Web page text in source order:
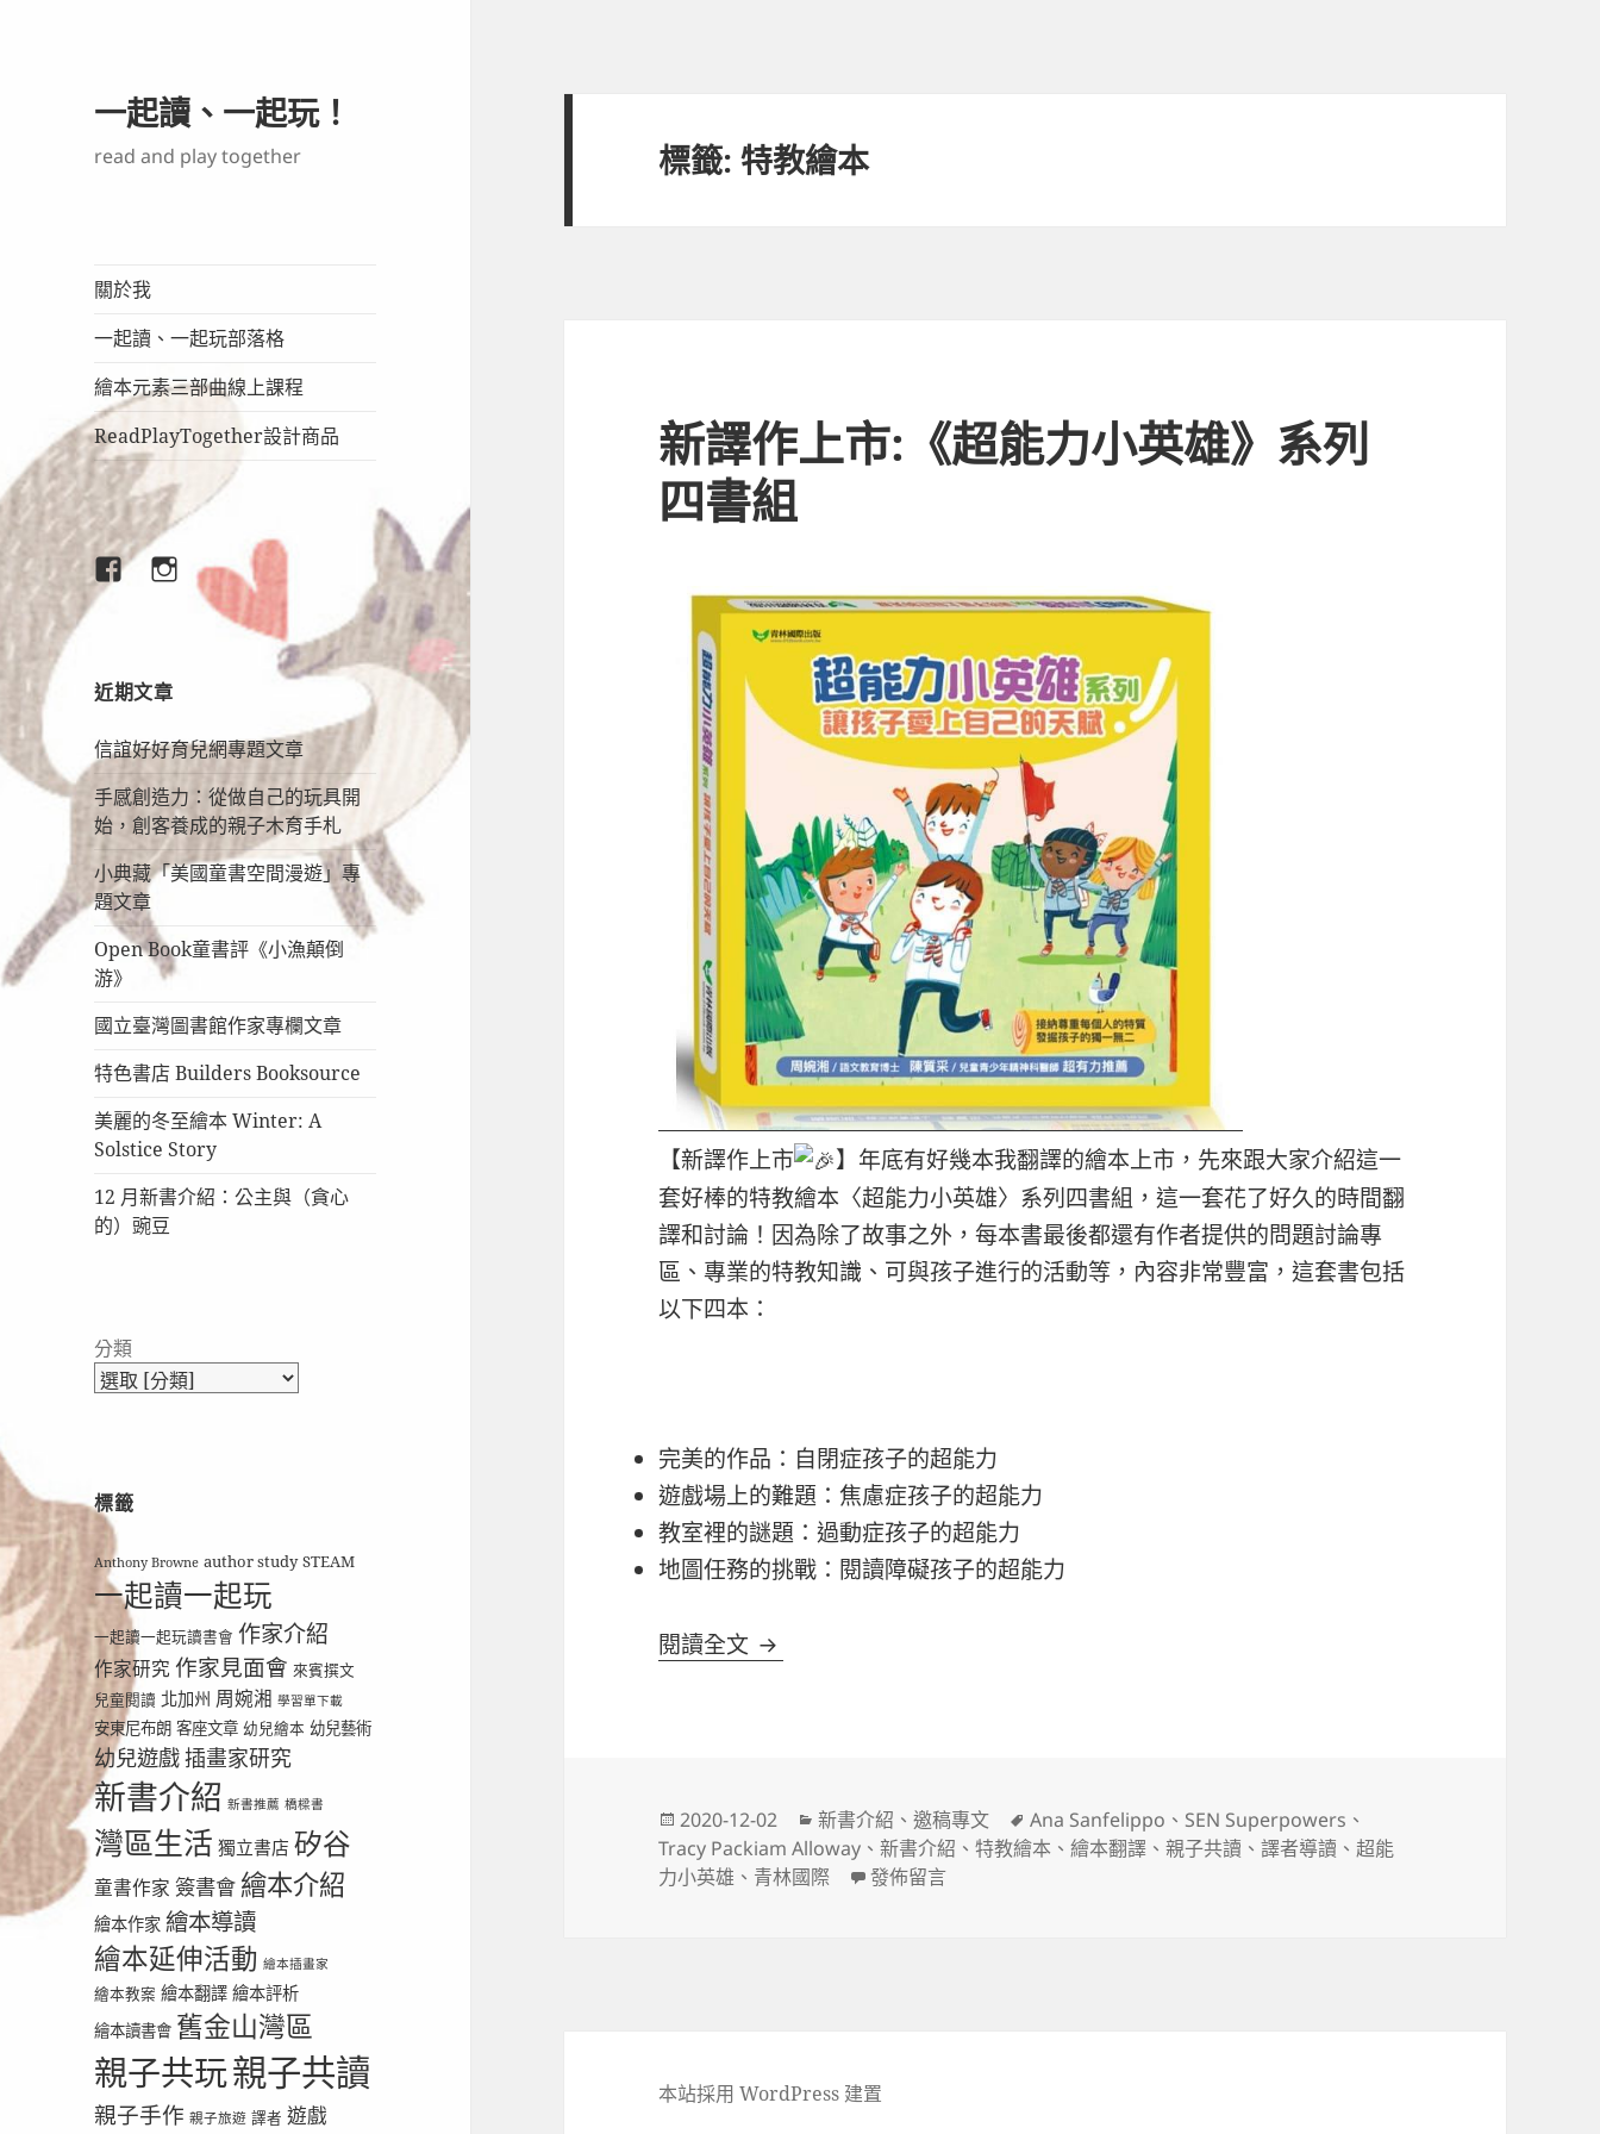
一起讀、一起玩！
read and play together
關於我
一起讀、一起玩部落格
繪本元素三部曲線上課程
ReadPlayTogether設計商品
臉
書
頁
IG
近期文章
信誼好好育兒網專題文章
手感創造力：從做自己的玩具開
始，創客養成的親子木育手札
小典藏「美國童書空間漫遊」專
題文章
Open Book童書評《小漁顛倒
游》
國立臺灣圖書館作家專欄文章
特色書店 Builders Booksource
美麗的冬至繪本 Winter: A
Solstice Story
12 月新書介紹：公主與（貪心
的）豌豆
分類
標籤
Anthony Browne author study STEAM
一起讀一起玩
一起讀一起玩讀書會 作家介紹
作家研究 作家見面會 來賓撰文
兒童閱讀 北加州 周婉湘 學習單下載
安東尼布朗 客座文章 幼兒繪本 幼兒藝術
幼兒遊戲插畫家研究
新書介紹 新書推薦 橋樑書
灣區生活 獨立書店 矽谷
童書作家 簽書會 繪本介紹
繪本作家 繪本導讀
繪本延伸活動 繪本插畫家
繪本教案 繪本翻譯 繪本評析
繪本讀書會 舊金山灣區
親子共玩親子共讀
親子手作 親子旅遊 譯者 遊戲
標籤:特教繪本
新譯作上市:《超能力小英雄》系列
四書組
【新譯作上市
】年底有好幾本我翻譯的繪本上市，先來跟大家介紹這一
套好棒的特教繪本〈超能力小英雄〉系列四書組，這一套花了好久的時間翻
譯和討論！因為除了故事之外，每本書最後都還有作者提供的問題討論專
區、專業的特教知識、可與孩子進行的活動等，內容非常豐富，這套書包括
以下四本：
完美的作品：自閉症孩子的超能力
遊戲場上的難題：焦慮症孩子的超能力
教室裡的謎題：過動症孩子的超能力
地圖任務的挑戰：閱讀障礙孩子的超能力
閱讀全文 新譯作上市:《超能力小英雄》系列四書組
發
佈
日
2020-12-02
分
類
新書介紹 、邀稿專文
標
籤
Ana Sanfelippo 、 SEN Superpowers 、
Tracy Packiam Alloway 、新書介紹 、特教繪本 、繪本翻譯 、親子共讀 、譯者導讀 、 超能
力小英雄 、 青林國際 在〈新譯作上市:《超能力小英雄》系列四書組〉
發佈留言
本站採用 WordPress 建置